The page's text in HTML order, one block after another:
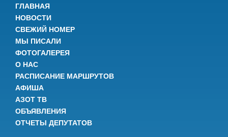
ГЛАВНАЯ
НОВОСТИ
СВЕЖИЙ НОМЕР
МЫ ПИСАЛИ
ФОТОГАЛЕРЕЯ
О НАС
РАСПИСАНИЕ МАРШРУТОВ
АФИША
АЗОТ ТВ
ОБЪЯВЛЕНИЯ
ОТЧЕТЫ ДЕПУТАТОВ